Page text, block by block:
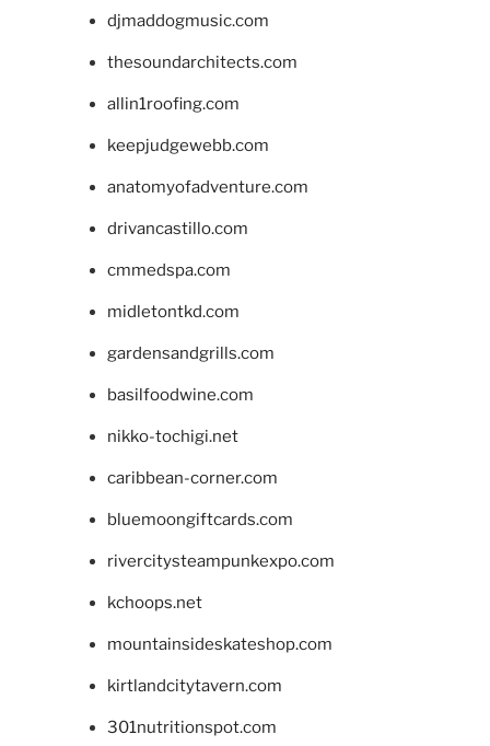
djmaddogmusic.com
thesoundarchitects.com
allin1roofing.com
keepjudgewebb.com
anatomyofadventure.com
drivancastillo.com
cmmedspa.com
midletontkd.com
gardensandgrills.com
basilfoodwine.com
nikko-tochigi.net
caribbean-corner.com
bluemoongiftcards.com
rivercitysteampunkexpo.com
kchoops.net
mountainsideskateshop.com
kirtlandcitytavern.com
301nutritionspot.com